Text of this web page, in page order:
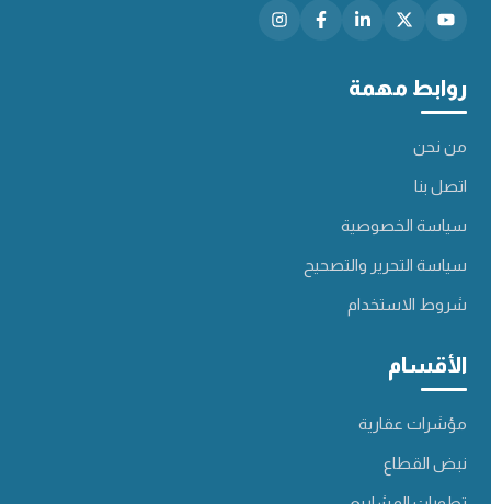
روابط مهمة
من نحن
اتصل بنا
سياسة الخصوصية
سياسة التحرير والتصحيح
شروط الاستخدام
الأقسام
مؤشرات عقارية
نبض القطاع